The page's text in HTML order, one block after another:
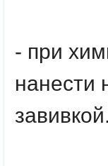
- при
нанести
завивкой.